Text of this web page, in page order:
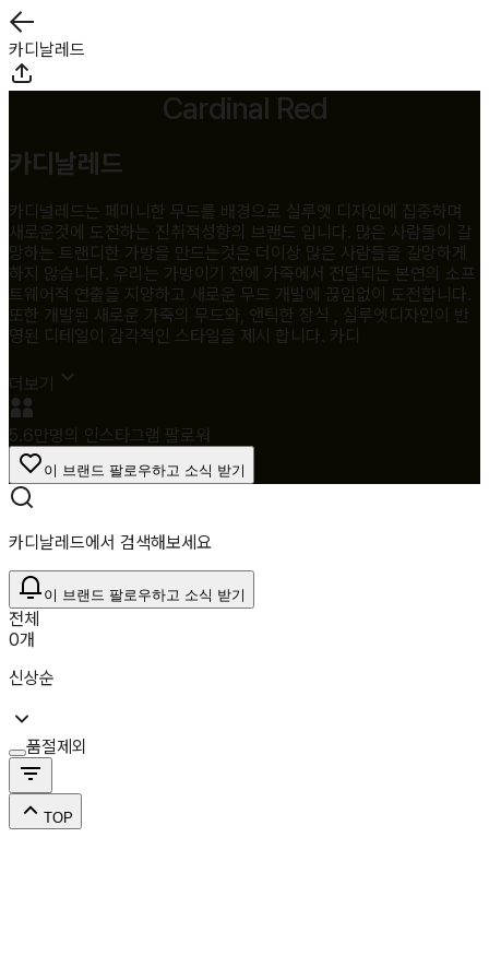
카디날레드
Cardinal Red
카디날레드
카디널레드는 페미니한 무드를 배경으로 실루엣 디자인에 집중하며
새로운것에 도전하는 진취적성향의 브랜드 입니다. 많은 사람들이 갈
망하는 트랜디한 가방을 만드는것은 더이상 많은 사람들을 갈망하게
하지 않습니다. 우리는 가방이기 전에 가죽에서 전달되는 본연의 소프
트웨어적 연출을 지양하고 새로운 무드 개발에 끊임없이 도전합니다.
또한 개발된 새로운 가죽의 무드와, 앤틱한 장식 , 실루엣디자인이 반
영된 디테일이 감각적인 스타일을 제시 합니다. 카디
더보기
5.6만명의 인스타그램 팔로워
이 브랜드 팔로우하고 소식 받기
카디날레드에서 검색해보세요
이 브랜드 팔로우하고 소식 받기
전체
0개
신상순
품절제외
TOP